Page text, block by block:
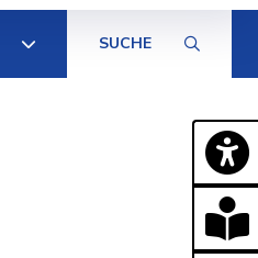
SUCHE